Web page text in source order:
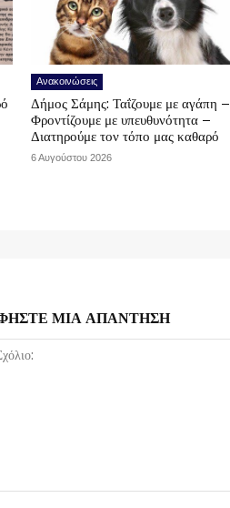
Ανακοινώσεις
Δήμος Σάμης: Ταΐζουμε με αγάπη –
Φροντίζουμε με υπευθυνότητα –
Διατηρούμε τον τόπο μας καθαρό
6 Αυγούστου 2026
ΜΙΑ ΑΠΑΝΤΗΣΗ